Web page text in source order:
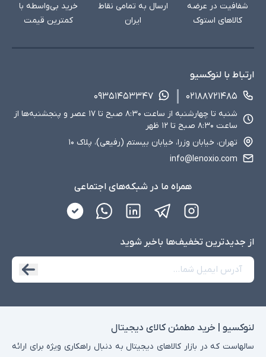
شفافیت در عرضه
کالاهای استوک
ارسال به تمامی نقاط
ایران
خرید بی‌واسطه با
کمترین قیمت
ارتباط با لنوکسیو
۰۲۱۸۸۷۲۱۴۸۵
۰۹۳۵۱۴۵۳۳۴۷
شنبه تا چهارشنبه از ساعت ۸:۳۰ صبح تا ۱۷ عصر و پنجشنبه‌ها از
ساعت ۸:۳۰ صبح تا ۱۲ ظهر
تهران، خیابان وزرا، خیابان بیستم (رفیعی)، پلاک ۱۰
info@lenoxio.com
همراه ما در شبکه‌های اجتماعی
از جدید‌ترین تخفیف‌ها با‌خبر شوید
لنوکسیو | خرید مطمئن کالای دیجیتال
سالهاست که در بازار کالاهای دیجیتال به دنبال راهکاری ویژه برای ارائه